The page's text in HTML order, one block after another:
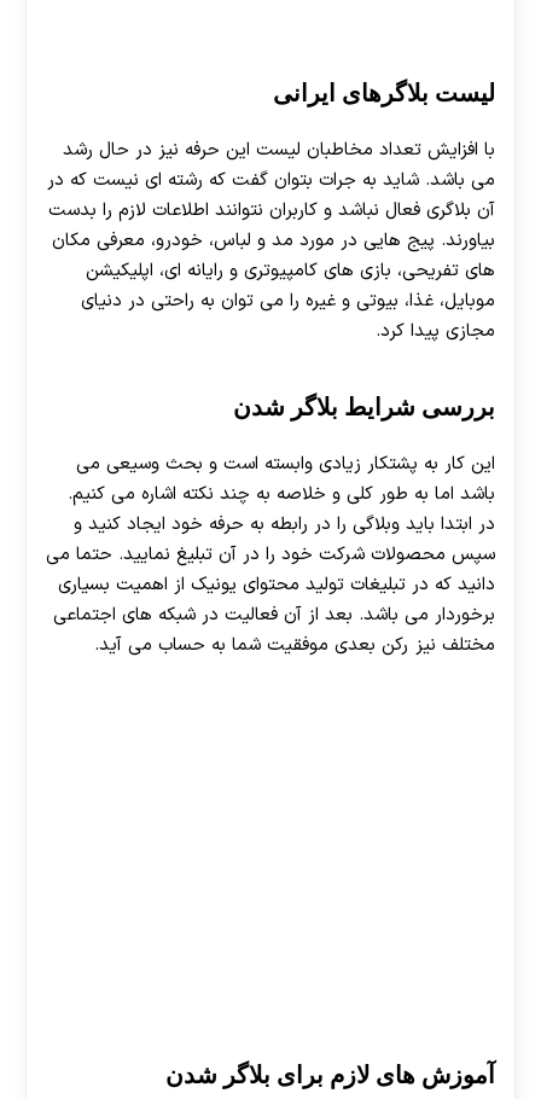
لیست بلاگرهای ایرانی
با افزایش تعداد مخاطبان لیست این حرفه نیز در حال رشد
می باشد. شاید به جرات بتوان گفت که رشته ای نیست که در
آن بلاگری فعال نباشد و کاربران نتوانند اطلاعات لازم را بدست
بیاورند. پیج هایی در مورد مد و لباس، خودرو، معرفی مکان
های تفریحی، بازی های کامپیوتری و رایانه ای، اپلیکیشن
موبایل، غذا، بیوتی و غیره را می توان به راحتی در دنیای
مجازی پیدا کرد.
بررسی شرایط بلاگر شدن
این کار به پشتکار زیادی وابسته است و بحث وسیعی می
باشد اما به طور کلی و خلاصه به چند نکته اشاره می کنیم.
در ابتدا باید وبلاگی را در رابطه به حرفه خود ایجاد کنید و
سپس محصولات شرکت خود را در آن تبلیغ نمایید. حتما می
دانید که در تبلیغات تولید محتوای یونیک از اهمیت بسیاری
برخوردار می باشد. بعد از آن فعالیت در شبکه های اجتماعی
مختلف نیز رکن بعدی موفقیت شما به حساب می آید.
آموزش های لازم برای بلاگر شدن